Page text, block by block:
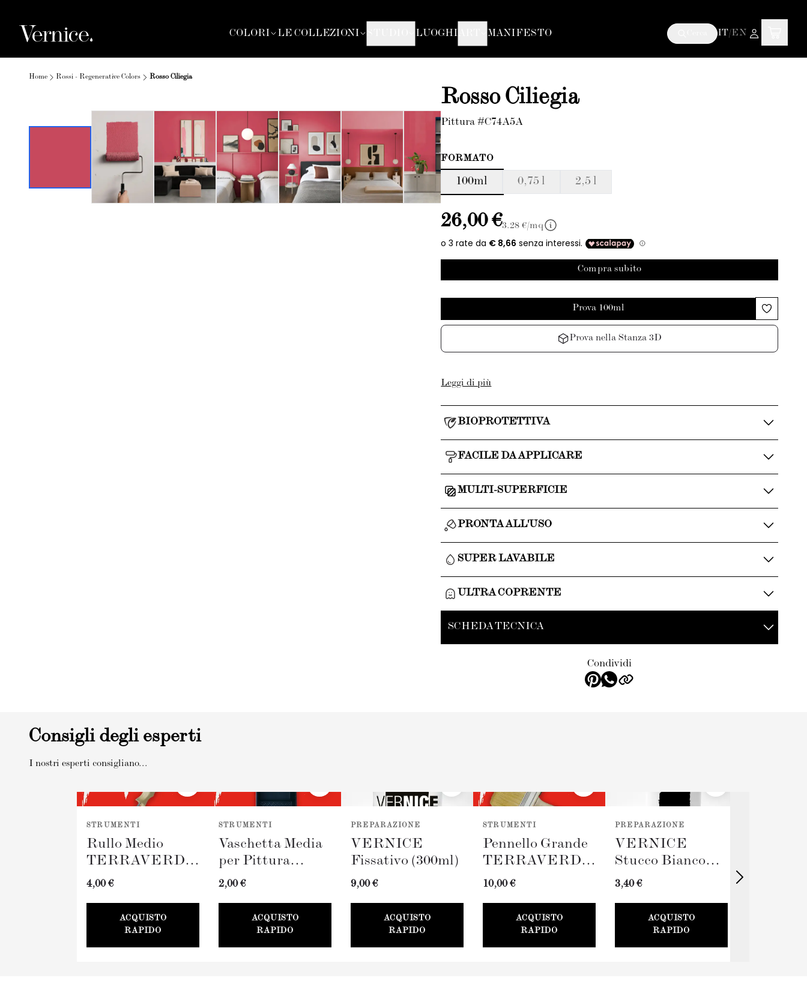
COLORI LE COLLEZIONI LUOGHI MANIFESTO IT/EN
Home Rossi - Regenerative Colors Rosso Ciliegia
Rosso Ciliegia
Pittura #C74A5A
FORMATO
100ml 0,75 l 2,5 l
26,00 €3.28 €/mq
Compra subito
Prova 100ml
Prova nella Stanza 3D
Leggi di più
BIOPROTETTIVA
FACILE DA APPLICARE
MULTI-SUPERFICIE
PRONTA ALL'USO
SUPER LAVABILE
ULTRA COPRENTE
SCHEDA TECNICA
Condividi
Consigli degli esperti
I nostri esperti consigliano...
STRUMENTI
Rullo Medio
TERRAVERDE
(100mm)
4,00 €
ACQUISTO
RAPIDO
STRUMENTI
Vaschetta Media
per Pittura
TERRAVERDE
2,00 €
ACQUISTO
RAPIDO
PREPARAZIONE
VERNICE
Fissativo (300ml)
9,00 €
ACQUISTO
RAPIDO
STRUMENTI
Pennello Grande
TERRAVERDE
(100mm)
10,00 €
ACQUISTO
RAPIDO
PREPARAZIONE
VERNICE
Stucco Bianco
(100ml) + Stucco
3,40 €
ACQUISTO
RAPIDO